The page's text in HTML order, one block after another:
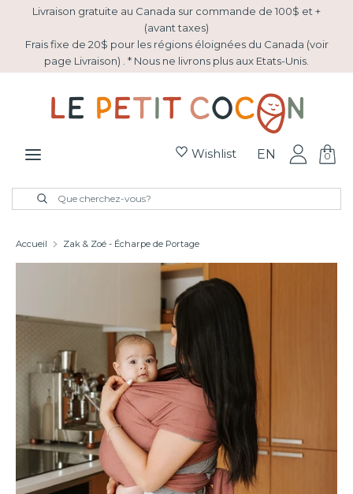
Passer
contenu
Livraison gratuite au Canada sur commande de 100$ et +
(avant taxes)
Frais fixe de 20$ pour les régions éloignées du Canada (voir
page Livraison) . * Nous ne livrons plus aux Etats-Unis.
Wishlist EN 0
Recherche
Que
Pâques
Collection Montessori
Éveil et Jeux
Les Indispensables
La Garde-Robe
Recherche
Que
cherchez-
Fermer
la
Accueil Zak & Zoé - Écharpe de Portage